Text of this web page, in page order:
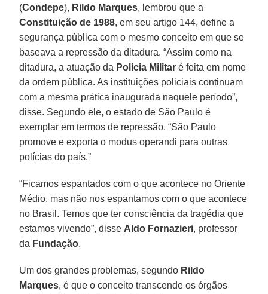
(Condepe), Rildo Marques, lembrou que a
Constituição de 1988, em seu artigo 144, define a
segurança pública com o mesmo conceito em que se
baseava a repressão da ditadura. “Assim como na
ditadura, a atuação da Polícia Militar é feita em nome
da ordem pública. As instituições policiais continuam
com a mesma prática inaugurada naquele período”,
disse. Segundo ele, o estado de São Paulo é
exemplar em termos de repressão. “São Paulo
promove e exporta o modus operandi para outras
polícias do país.”
“Ficamos espantados com o que acontece no Oriente
Médio, mas não nos espantamos com o que acontece
no Brasil. Temos que ter consciência da tragédia que
estamos vivendo”, disse Aldo Fornazieri, professor
da Fundação.
Um dos grandes problemas, segundo Rildo
Marques, é que o conceito transcende os órgãos